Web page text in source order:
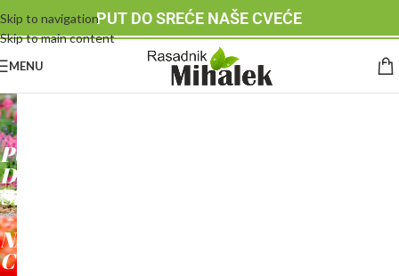
Skip to navigation
Skip to main content
PUT DO SREĆE NAŠE CVEĆE
MENU
RASADNIK
MIHALEK
PUT
DO
SREĆE
-
NAŠE
CVEĆE